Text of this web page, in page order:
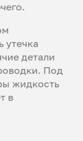
утечка
детали
Под
жидкость
в